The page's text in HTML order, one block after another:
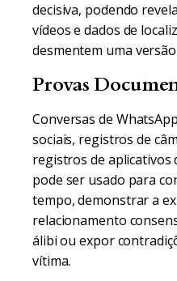
decisiva, podendo
vídeos e dados de
desmentem uma
Provas
Conversas de
sociais, registros de
registros de
pode ser usado para
tempo, demonstrar a
relacionamento
álibi ou expor
vítima.